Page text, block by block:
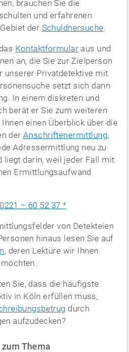
brauchen Sie die
und erfahrenen
der Schuldnersuche.
Kontaktformular aus und
an, die Sie zur Zielperson
unserer Privatdetektive mit
setzt sich dann
In einem diskreten und
berät er Sie zum weiteren
einen Überblick über die
derAnschriftenermittlung,
Adressermittlung neu zu
liegt darin, weil jeder Fall mit
Ermittlungsaufwand
0221 – 60 52 37 *
von Detekteien
hinaus lesen Sie auf
, deren Lektüre wir Ihnen
Sie, dass die häufigste
in Köln erfüllen muss,
durch
aufzudecken?
Thema